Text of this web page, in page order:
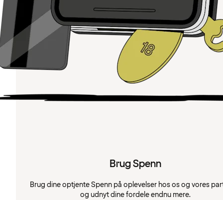
Brug Spenn
Brug dine optjente Spenn på oplevelser hos os og vores
og udnyt dine fordele endnu mere.